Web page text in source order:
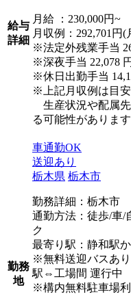
給与
詳細
月給 ：230,000円~
月収例：292,701円
※法定外残業手当
※深夜手当 22,078
※休日出勤手当
※上記月収例は目安
生産状況や配属
る可能性があります
勤務
地
車通勤OK
送迎あり
栃木県 栃木市
勤務詳細：栃木市
通勤方法：徒歩/車/
ク
最寄り駅：静和駅
※無料送迎バスあ
駅⇔工場間 運行中
※構内無料駐車場